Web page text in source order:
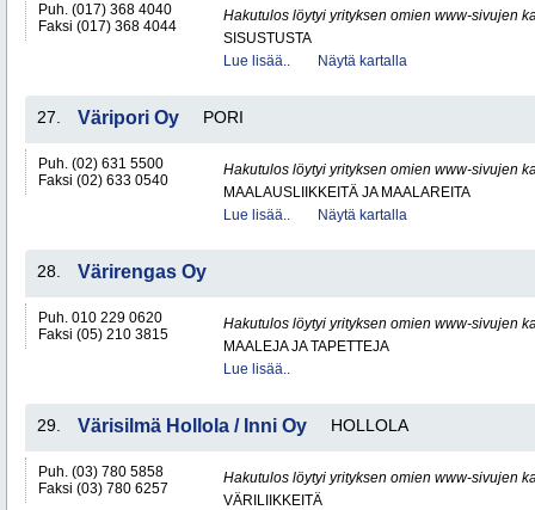
Puh. (017) 368 4040
Faksi (017) 368 4044
Hakutulos löytyi yrityksen omien www-sivujen
SISUSTUSTA
Lue lisää..
Näytä kartalla
27. Väripori Oy PORI
Puh. (02) 631 5500
Faksi (02) 633 0540
Hakutulos löytyi yrityksen omien www-sivujen
MAALAUSLIIKKEITÄ JA MAALAREITA
Lue lisää..
Näytä kartalla
28. Värirengas Oy
Puh. 010 229 0620
Faksi (05) 210 3815
Hakutulos löytyi yrityksen omien www-sivujen
MAALEJA JA TAPETTEJA
Lue lisää..
29. Värisilmä Hollola / Inni Oy HOLLOLA
Puh. (03) 780 5858
Faksi (03) 780 6257
Hakutulos löytyi yrityksen omien www-sivujen
VÄRILIIKKEITÄ